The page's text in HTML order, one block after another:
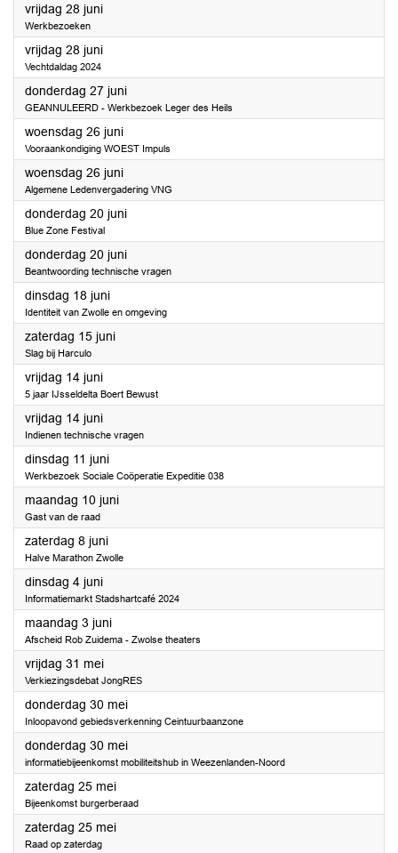
vrijdag 28 juni2024
Werkbezoeken
vrijdag 28 juni2024
Vechtdaldag 2024
donderdag 27 juni2024
GEANNULEERD - Werkbezoek Leger des Heils
woensdag 26 juni2024
Vooraankondiging WOEST Impuls
woensdag 26 juni2024
Algemene Ledenvergadering VNG
donderdag 20 juni2024
Blue Zone Festival
donderdag 20 juni2024
Beantwoording technische vragen
dinsdag 18 juni2024
Identiteit van Zwolle en omgeving
zaterdag 15 juni2024
Slag bij Harculo
vrijdag 14 juni2024
5 jaar IJsseldelta Boert Bewust
vrijdag 14 juni2024
Indienen technische vragen
dinsdag 11 juni2024
Werkbezoek Sociale Coöperatie Expeditie 038
maandag 10 juni2024
Gast van de raad
zaterdag 8 juni2024
Halve Marathon Zwolle
dinsdag 4 juni2024
Informatiemarkt Stadshartcafé 2024
maandag 3 juni2024
Afscheid Rob Zuidema - Zwolse theaters
vrijdag 31 mei2024
Verkiezingsdebat JongRES
donderdag 30 mei2024
Inloopavond gebiedsverkenning Ceintuurbaanzone
donderdag 30 mei2024
informatiebijeenkomst mobiliteitshub in Weezenlanden-Noord
zaterdag 25 mei2024
Bijeenkomst burgerberaad
zaterdag 25 mei2024
Raad op zaterdag